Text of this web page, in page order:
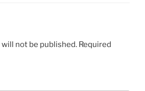
not be published. Required